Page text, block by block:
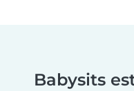
Babysits